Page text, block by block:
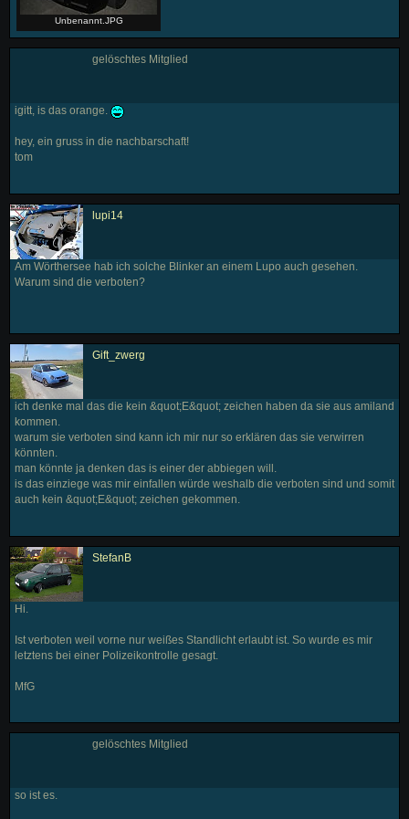
Unbenannt.JPG
gelöschtes Mitglied
igitt, is das orange.
hey, ein gruss in die nachbarschaft!
tom
lupi14
Am Wörthersee hab ich solche Blinker an einem Lupo auch gesehen.
Warum sind die verboten?
Gift_zwerg
ich denke mal das die kein &quot;E&quot; zeichen haben da sie aus amiland
kommen.
warum sie verboten sind kann ich mir nur so erklären das sie verwirren
könnten.
man könnte ja denken das is einer der abbiegen will.
is das einziege was mir einfallen würde weshalb die verboten sind und somit
auch kein &quot;E&quot; zeichen gekommen.
StefanB
Hi.
Ist verboten weil vorne nur weißes Standlicht erlaubt ist. So wurde es mir
letztens bei einer Polizeikontrolle gesagt.
MfG
gelöschtes Mitglied
so ist es.